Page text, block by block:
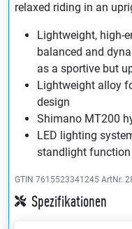
relaxed riding in an
Lightweight, high-
balanced and
as a sportive but
Lightweight alloy
design
Shimano MT200
LED lighting
standlight
GTIN 7615523341245 ArtNr.
Spezifikationen